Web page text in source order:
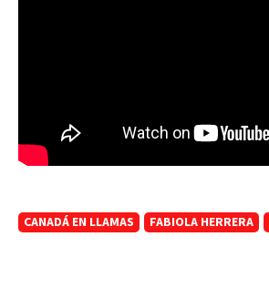
CANADÁ EN LLAMAS FABIOLA HERRERA